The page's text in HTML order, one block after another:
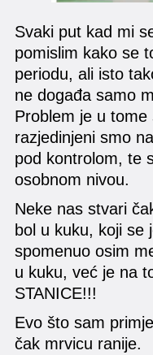
Svaki put kad mi
pomislim kako se
periodu, ali isto
ne događa samo
Problem je u
razjedinjeni smo
pod kontrolom, te
osobnom nivou.
Neke nas stvari
bol u kuku, koji se
spomenuo osim
u kuku, već je na
STANICE!!!
Evo što sam
čak mrvicu ranije.